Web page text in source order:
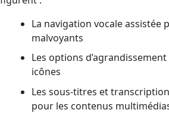
La navigation vocale assistée
malvoyants
Les options
icônes
Les sous-titres et
pour les contenus